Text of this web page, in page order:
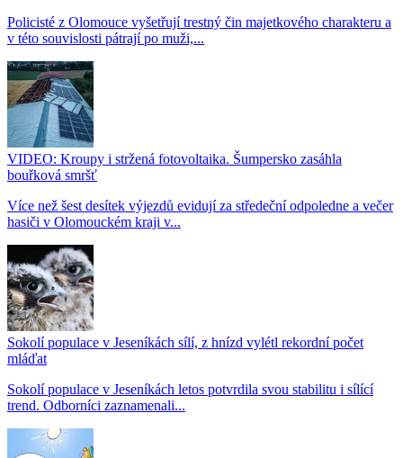
Policisté z Olomouce vyšetřují trestný čin majetkového charakteru a
v této souvislosti pátrají po muži,...
VIDEO: Kroupy i stržená fotovoltaika. Šumpersko zasáhla
bouřková smršť
Více než šest desítek výjezdů evidují za středeční odpoledne a večer
hasiči v Olomouckém kraji v...
Sokolí populace v Jeseníkách sílí, z hnízd vylétl rekordní počet
mláďat
Sokolí populace v Jeseníkách letos potvrdila svou stabilitu i sílící
trend. Odborníci zaznamenali...